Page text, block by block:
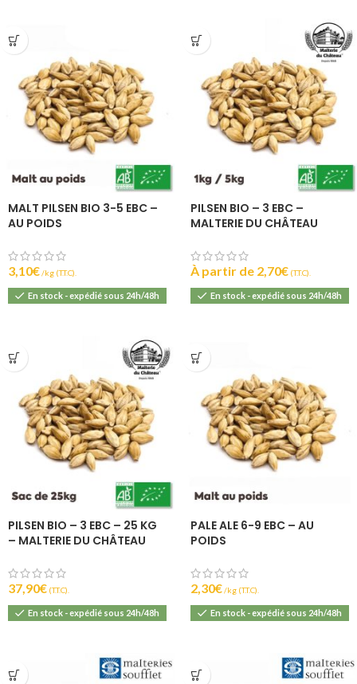
MALT PILSEN BIO 3-5 EBC –
AU POIDS
3,10€ (T.T.C).
En stock - expédié sous 24h/48h
PILSEN BIO – 3 EBC –
MALTERIE DU CHÂTEAU
À partir de 2,70€ (T.T.C).
En stock - expédié sous 24h/48h
PILSEN BIO – 3 EBC – 25 KG
– MALTERIE DU CHÂTEAU
37,90€ (T.T.C).
En stock - expédié sous 24h/48h
PALE ALE 6-9 EBC – AU
POIDS
2,30€ (T.T.C).
En stock - expédié sous 24h/48h